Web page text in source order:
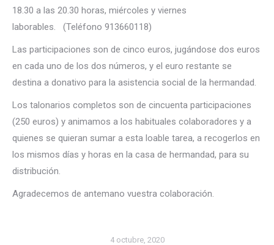
18.30 a las 20.30 horas, miércoles y viernes
laborables. (Teléfono 913660118)
Las participaciones son de cinco euros, jugándose dos euros
en cada uno de los dos números, y el euro restante se
destina a donativo para la asistencia social de la hermandad.
Los talonarios completos son de cincuenta participaciones
(250 euros) y animamos a los habituales colaboradores y a
quienes se quieran sumar a esta loable tarea, a recogerlos en
los mismos días y horas en la casa de hermandad, para su
distribución.
Agradecemos de antemano vuestra colaboración.
4 octubre, 2020